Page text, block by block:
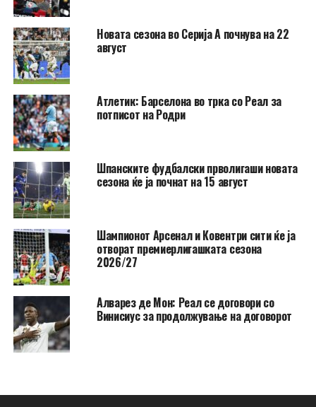
Новата сезона во Серија А почнува на 22
август
Атлетик: Барселона во трка со Реал за
потписот на Родри
Шпанските фудбалски прволигаши новата
сезона ќе ја почнат на 15 август
Шампионот Арсенал и Ковентри сити ќе ја
отворат премиерлигашката сезона
2026/27
Алварез де Мон: Реал се договори со
Винисиус за продолжување на договорот